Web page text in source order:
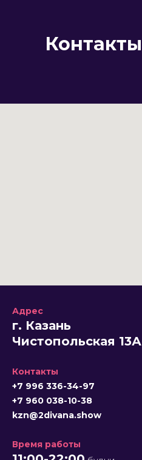
Контакты
Адрес
г. Казань
Чистопольская 13А
Контакты
+7 996 336-34-97
+7 960 038-10-38
kzn@2divana.show
Время работы